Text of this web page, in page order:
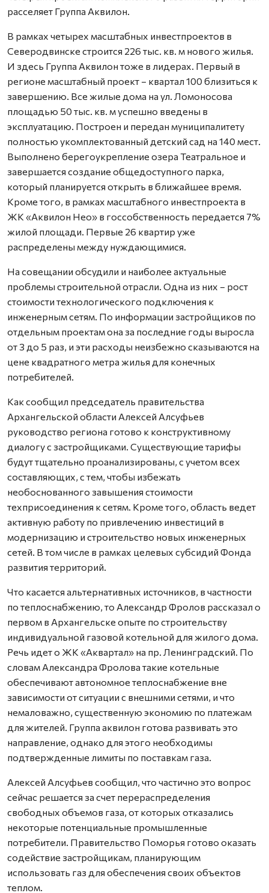
расселяет Группа Аквилон.
В рамках четырех масштабных инвестпроектов в
Северодвинске строится 226 тыс. кв. м нового жилья.
И здесь Группа Аквилон тоже в лидерах. Первый в
регионе масштабный проект – квартал 100 близиться к
завершению. Все жилые дома на ул. Ломоносова
площадью 50 тыс. кв. м успешно введены в
эксплуатацию. Построен и передан муниципалитету
полностью укомплектованный детский сад на 140 мест.
Выполнено берегоукрепление озера Театральное и
завершается создание общедоступного парка,
который планируется открыть в ближайшее время.
Кроме того, в рамках масштабного инвестпроекта в
ЖК «Аквилон Нео» в госсобственность передается 7%
жилой площади. Первые 26 квартир уже
распределены между нуждающимися.
На совещании обсудили и наиболее актуальные
проблемы строительной отрасли. Одна из них – рост
стоимости технологического подключения к
инженерным сетям. По информации застройщиков по
отдельным проектам она за последние годы выросла
от 3 до 5 раз, и эти расходы неизбежно сказываются на
цене квадратного метра жилья для конечных
потребителей.
Как сообщил председатель правительства
Архангельской области Алексей Алсуфьев
руководство региона готово к конструктивному
диалогу с застройщиками. Существующие тарифы
будут тщательно проанализированы, с учетом всех
составляющих, с тем, чтобы избежать
необоснованного завышения стоимости
техприсоединения к сетям. Кроме того, область ведет
активную работу по привлечению инвестиций в
модернизацию и строительство новых инженерных
сетей. В том числе в рамках целевых субсидий Фонда
развития территорий.
Что касается альтернативных источников, в частности
по теплоснабжению, то Александр Фролов рассказал о
первом в Архангельске опыте по строительству
индивидуальной газовой котельной для жилого дома.
Речь идет о ЖК «Аквартал» на пр. Ленинградский. По
словам Александра Фролова такие котельные
обеспечивают автономное теплоснабжение вне
зависимости от ситуации с внешними сетями, и что
немаловажно, существенную экономию по платежам
для жителей. Группа аквилон готова развивать это
направление, однако для этого необходимы
подтвержденные лимиты по поставкам газа.
Алексей Алсуфьев сообщил, что частично это вопрос
сейчас решается за счет перераспределения
свободных объемов газа, от которых отказались
некоторые потенциальные промышленные
потребители. Правительство Поморья готово оказать
содействие застройщикам, планирующим
использовать газ для обеспечения своих объектов
теплом.